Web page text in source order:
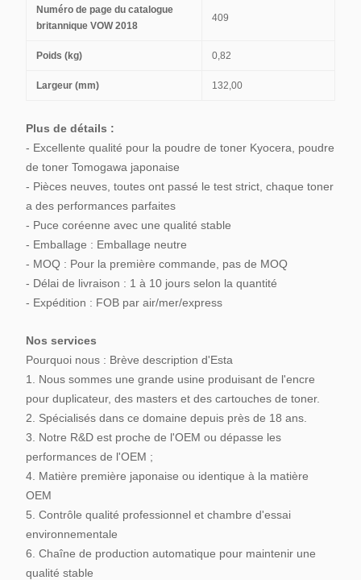
Numéro de page du catalogue
britannique VOW 2018
409
Poids (kg) 0,82
Largeur (mm) 132,00
Plus de détails :
- Excellente qualité pour la poudre de toner Kyocera, poudre
de toner Tomogawa japonaise
- Pièces neuves, toutes ont passé le test strict, chaque toner
a des performances parfaites
- Puce coréenne avec une qualité stable
- Emballage : Emballage neutre
- MOQ : Pour la première commande, pas de MOQ
- Délai de livraison : 1 à 10 jours selon la quantité
- Expédition : FOB par air/mer/express
Nos services
Pourquoi nous : Brève description d'Esta
1. Nous sommes une grande usine produisant de l'encre
pour duplicateur, des masters et des cartouches de toner.
2. Spécialisés dans ce domaine depuis près de 18 ans.
3. Notre R&D est proche de l'OEM ou dépasse les
performances de l'OEM ;
4. Matière première japonaise ou identique à la matière
OEM
5. Contrôle qualité professionnel et chambre d'essai
environnementale
6. Chaîne de production automatique pour maintenir une
qualité stable